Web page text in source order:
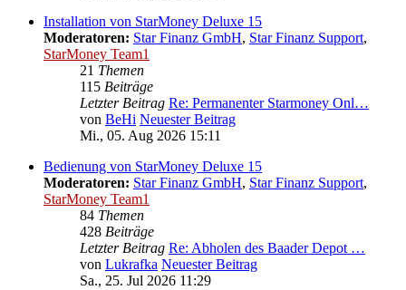
Installation von StarMoney Deluxe 15
Moderatoren: Star Finanz GmbH, Star Finanz Support,
StarMoney Team1
21 Themen
115 Beiträge
Letzter Beitrag Re: Permanenter Starmoney Onl…
von BeHi Neuester Beitrag
Mi., 05. Aug 2026 15:11
Bedienung von StarMoney Deluxe 15
Moderatoren: Star Finanz GmbH, Star Finanz Support,
StarMoney Team1
84 Themen
428 Beiträge
Letzter Beitrag Re: Abholen des Baader Depot …
von Lukrafka Neuester Beitrag
Sa., 25. Jul 2026 11:29